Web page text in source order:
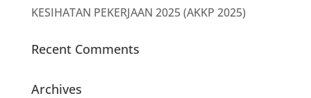
KESIHATAN PEKERJAAN 2025 (AKKP 2025)
Recent Comments
Archives